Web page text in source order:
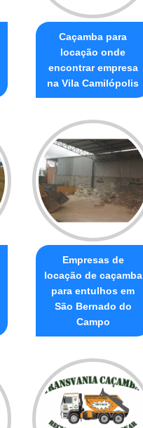
Caçamba para
locação onde
encontrar empresa
na Vila Camilópolis
Empresas de
locação de caçamba
para entulhos em
São Bernado do
Campo